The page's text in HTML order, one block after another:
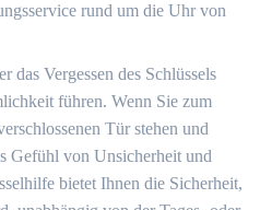
rund um die Uhr von
das Vergessen des Schlüssels
führen.​ Wenn Sie zum
Tür stehen und
Gefühl von Unsicherheit und
bietet Ihnen die Sicherheit,